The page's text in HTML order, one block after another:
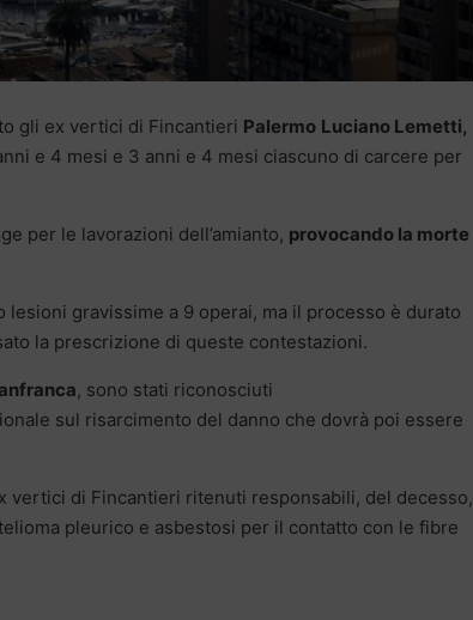
gli ex vertici di Fincantieri Palermo Luciano Lemetti,
e 4 mesi e 3 anni e 4 mesi ciascuno di carcere per
per le lavorazioni dell’amianto, provocando la morte
gravissime a 9 operai, ma il processo è durato
la prescrizione di queste contestazioni.
, sono stati riconosciuti
sul risarcimento del danno che dovrà poi essere
vertici di Fincantieri ritenuti responsabili, del decesso,
pleurico e asbestosi per il contatto con le fibre